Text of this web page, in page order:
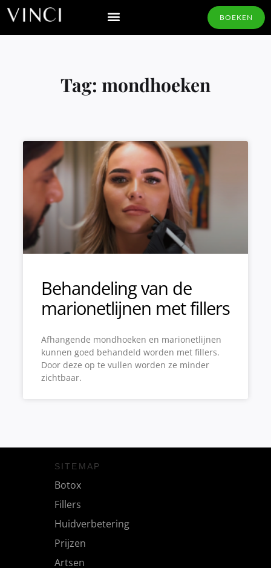
BOEKEN
Tag: mondhoeken
Behandeling van de
marionetlijnen met fillers
Afhangende mondhoeken en marionetlijnen
kunnen goed behandeld worden met fillers.
Door deze op te vullen worden ze minder
zichtbaar.
SITEMAP
Botox
Fillers
Huidverbetering
Prijzen
Artsen